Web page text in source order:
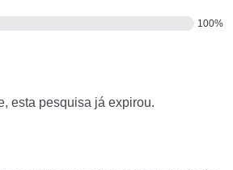
100%
esta pesquisa já expirou.